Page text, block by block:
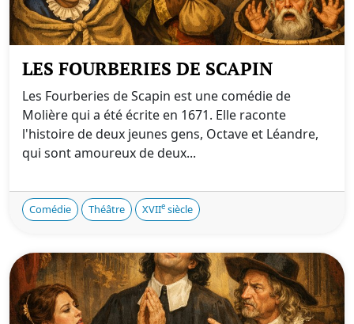
LES FOURBERIES DE SCAPIN
Les Fourberies de Scapin est une comédie de
Molière qui a été écrite en 1671. Elle raconte
l'histoire de deux jeunes gens, Octave et Léandre,
qui sont amoureux de deux...
Comédie Théâtre XVIIe siècle